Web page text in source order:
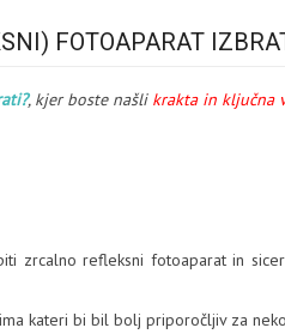
FOTOAPARAT
, kjer boste našli krakta in ključna
zrcalno refleksni fotoaparat in
kateri bi bil bolj priporočljiv za